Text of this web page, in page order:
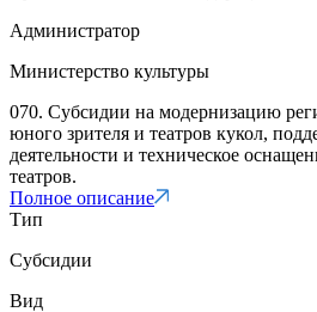
Администратор
Министерство культуры
070. Субсидии на модернизацию
юного зрителя и театров кукол,
деятельности и техническое
театров.
Полное описание
Тип
Субсидии
Вид